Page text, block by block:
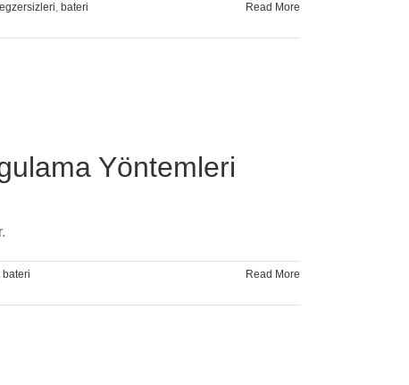
, bateri
Read More
Yöntemleri
bateri
Read More